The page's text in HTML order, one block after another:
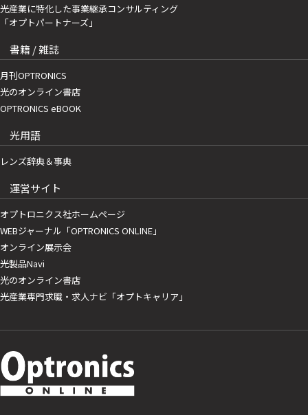
光産業に特化した事業継承コンサルティング
「オプトパートナーズ」
書籍 / 雑誌
月刊OPTRONICS
光のオンライン書店
OPTRONICS eBOOK
光用語
レンズ辞典＆事典
運営サイト
オプトロニクス社ホームページ
WEBジャーナル「OPTRONICS ONLINE」
オンライン展示会
光製品Navi
光のオンライン書店
光産業専門求職・求人ナビ「オプトキャリア」